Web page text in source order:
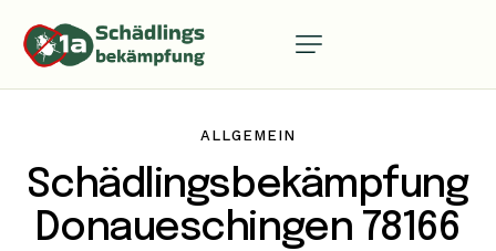
ALLGEMEIN
Schädlingsbekämpfung
Donaueschingen 78166